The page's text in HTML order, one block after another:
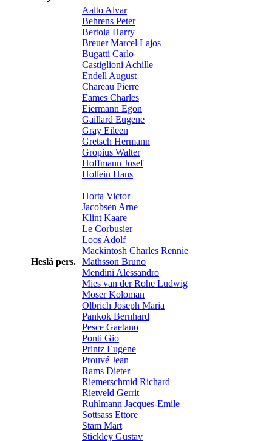
Heslá pers.
Aalto Alvar
Behrens Peter
Bertoia Harry
Breuer Marcel Lajos
Bugatti Carlo
Castiglioni Achille
Endell August
Chareau Pierre
Eames Charles
Eiermann Egon
Gaillard Eugene
Gray Eileen
Gretsch Hermann
Gropius Walter
Hoffmann Josef
Hollein Hans
Horta Victor
Jacobsen Arne
Klint Kaare
Le Corbusier
Loos Adolf
Mackintosh Charles Rennie
Mathsson Bruno
Mendini Alessandro
Mies van der Rohe Ludwig
Moser Koloman
Olbrich Joseph Maria
Pankok Bernhard
Pesce Gaetano
Ponti Gio
Printz Eugene
Prouvé Jean
Rams Dieter
Riemerschmid Richard
Rietveld Gerrit
Ruhlmann Jacques-Emile
Sottsass Ettore
Stam Mart
Stickley Gustav